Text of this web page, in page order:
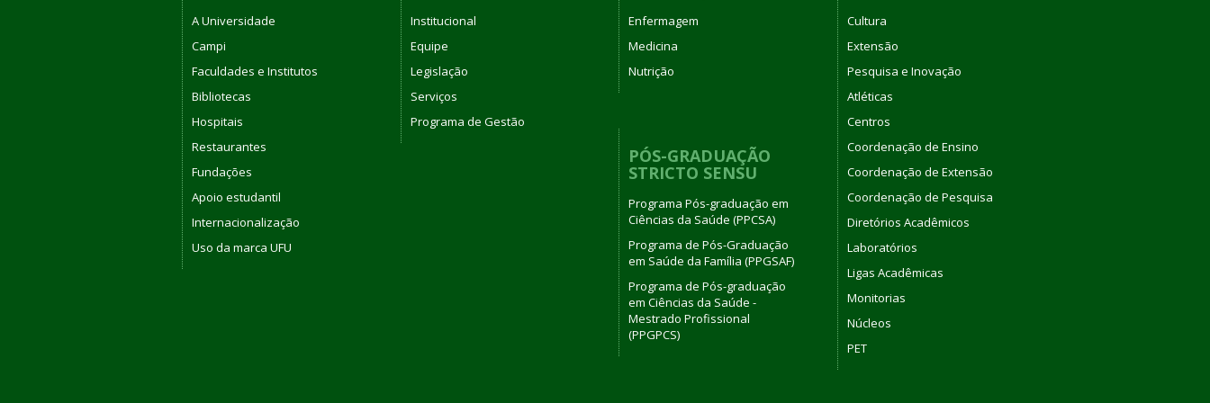
A Universidade
Campi
Faculdades e Institutos
Bibliotecas
Hospitais
Restaurantes
Fundações
Apoio estudantil
Internacionalização
Uso da marca UFU
Institucional
Equipe
Legislação
Serviços
Programa de Gestão
Enfermagem
Medicina
Nutrição
PÓS-GRADUAÇÃO
STRICTO SENSU
Programa Pós-graduação em
Ciências da Saúde (PPCSA)
Programa de Pós-Graduação
em Saúde da Família (PPGSAF)
Programa de Pós-graduação
em Ciências da Saúde -
Mestrado Profissional
(PPGPCS)
Cultura
Extensão
Pesquisa e Inovação
Atléticas
Centros
Coordenação de Ensino
Coordenação de Extensão
Coordenação de Pesquisa
Diretórios Acadêmicos
Laboratórios
Ligas Acadêmicas
Monitorias
Núcleos
PET